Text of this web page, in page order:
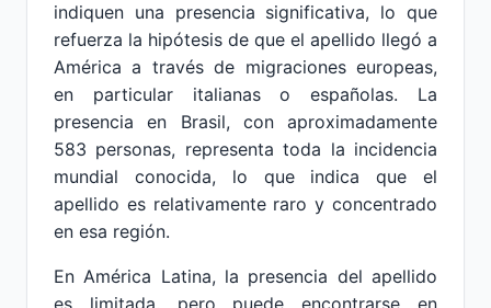
indiquen una presencia significativa, lo que
refuerza la hipótesis de que el apellido llegó a
América a través de migraciones europeas,
en particular italianas o españolas. La
presencia en Brasil, con aproximadamente
583 personas, representa toda la incidencia
mundial conocida, lo que indica que el
apellido es relativamente raro y concentrado
en esa región.
En América Latina, la presencia del apellido
es limitada, pero puede encontrarse en